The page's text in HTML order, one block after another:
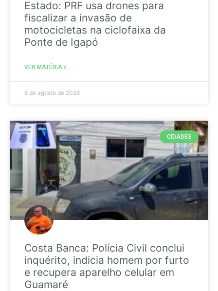
Estado: PRF usa drones para
fiscalizar a invasão de
motocicletas na ciclofaixa da
Ponte de Igapó
VER MATÉRIA »
5 de agosto de 2026
CIDADES
Costa Banca: Polícia Civil conclui
inquérito, indicia homem por furto
e recupera aparelho celular em
Guamaré